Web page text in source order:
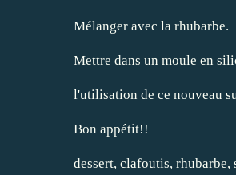
Mélanger avec la rhubarbe.
Mettre dans un moule en
l'utilisation de ce nouveau
Bon appétit!!
dessert, clafoutis, rhubarbe,